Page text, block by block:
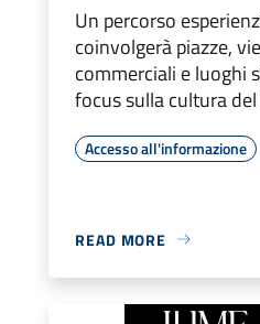
Un percorso
coinvolgerà piazze,
commerciali e luoghi
focus sulla cultura
Accesso all'informazione
READ MORE